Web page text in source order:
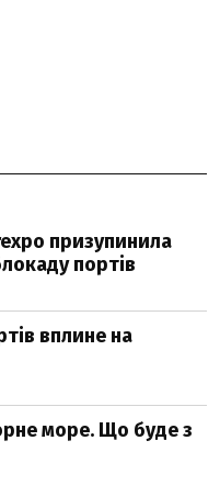
призупинила
портів
вплине на
море. Що буде з